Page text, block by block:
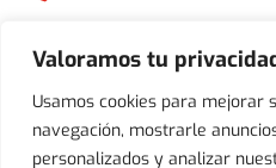
Valoramos tu
Usamos cookies para mejorar
navegación, mostrarle
personalizados y analizar
Calle castillo de Cieza
2000, Lorquí 30564,